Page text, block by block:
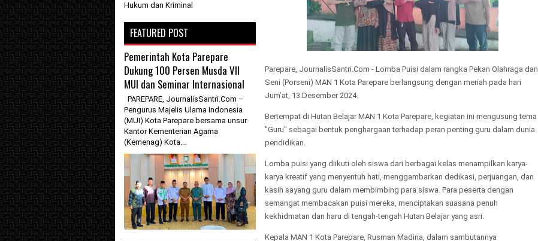
Parepare, JournalisSantri.Com - Lomba Puisi dalam rangka Pekan Olahraga dan
Seni (Porseni) MAN 1 Kota Parepare berlangsung dengan meriah pada hari
Jum’at, 13 Desember 2024.
Bertempat di Hutan Belajar MAN 1 Kota Parepare, kegiatan ini mengusung tema
"Guru" sebagai bentuk penghargaan terhadap peran penting guru dalam dunia
pendidikan.
Lomba puisi yang diikuti oleh siswa dari berbagai kelas menampilkan karya-
karya kreatif yang menyentuh hati, menggambarkan dedikasi, perjuangan, dan
kasih sayang guru dalam membimbing para siswa. Para peserta dengan
semangat membacakan puisi mereka, menciptakan suasana penuh
kekhidmatan dan haru di tengah-tengah Hutan Belajar yang asri.
Kepala MAN 1 Kota Parepare, Rusman Madina, dalam sambutannya
Hukum dan Kriminal
FEATURED POST
Pemerintah Kota Parepare
Dukung 100 Persen Musda VII
MUI dan Seminar Internasional
PAREPARE, JournalisSantri.Com –
Pengurus Majelis Ulama Indonesia
(MUI) Kota Parepare bersama unsur
Kantor Kementerian Agama
(Kemenag) Kota...